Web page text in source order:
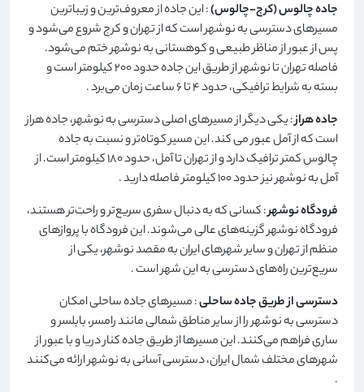
جاده چالوس (کرج-چالوس): این جاده از معروف‌ترین و زیباترین
مسیرهای دسترسی به نوشهر است که از تهران و کرج شروع می‌شود و
پس از عبور از مناظر طبیعی و کوهستانی به نوشهر ختم می‌شود.
فاصله تهران تا نوشهر از طریق این جاده حدود 200 کیلومتر است و
بسته به شرایط ترافیکی، حدود 4 تا 6 ساعت زمان می‌برد
.
جاده هراز: یکی دیگر از مسیرهای اصلی دسترسی به نوشهر، جاده هراز
است که از آمل عبور می کند. این مسیر کوتاه‌تر و نسبت به جاده
چالوس کمتر ترافیک دارد و از تهران تا آمل، حدود 180 کیلومتر است. از
آمل به نوشهر نیز حدود 100 کیلومتر فاصله دارید
.
فرودگاه نوشهر: کسانی که به دنبال سفری سریع‌تر و راحت‌تر هستند،
فرودگاه نوشهر گزینه‌های عالی می‌شوند. این فرودگاه با پروازهای
منظم از تهران و سایر شهرهای ایران به مقصد نوشهر، یکی از
سریع‌ترین راه‌های دسترسی به این شهر است.
دسترسی از طریق جاده ساحلی: مسیرهای جاده ساحلی امکان
دسترسی به نوشهر را از سایر مناطق شمالی مانند رامسر، بابلسر و
ساری فراهم می‌کنند. این مسیرها از طریق جاده کنار دریا و با عبور از
شهرهای مختلف شمال ایران، دسترسی آسانی به نوشهر ارائه می‌کنند
.